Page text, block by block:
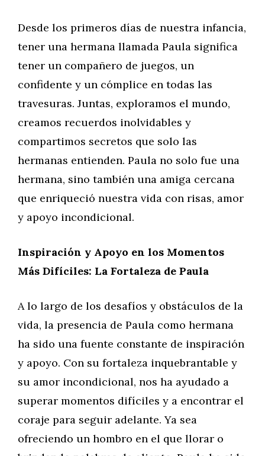
Desde los primeros días de nuestra infancia,
tener una hermana llamada Paula significa
tener un compañero de juegos, un
confidente y un cómplice en todas las
travesuras. Juntas, exploramos el mundo,
creamos recuerdos inolvidables y
compartimos secretos que solo las
hermanas entienden. Paula no solo fue una
hermana, sino también una amiga cercana
que enriqueció nuestra vida con risas, amor
y apoyo incondicional.
Inspiración y Apoyo en los Momentos
Más Difíciles: La Fortaleza de Paula
A lo largo de los desafíos y obstáculos de la
vida, la presencia de Paula como hermana
ha sido una fuente constante de inspiración
y apoyo. Con su fortaleza inquebrantable y
su amor incondicional, nos ha ayudado a
superar momentos difíciles y a encontrar el
coraje para seguir adelante. Ya sea
ofreciendo un hombro en el que llorar o